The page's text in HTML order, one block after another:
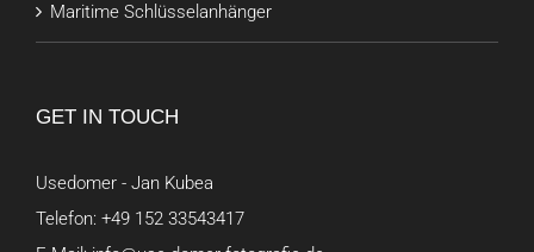
Maritime Schlüsselanhänger
GET IN TOUCH
Usedomer - Jan Kubea
Telefon: +49 152 33543417